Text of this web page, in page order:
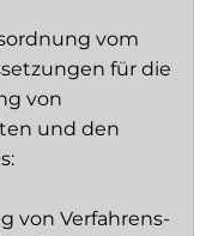
vom
für die
von
und den
von Verfahrens-